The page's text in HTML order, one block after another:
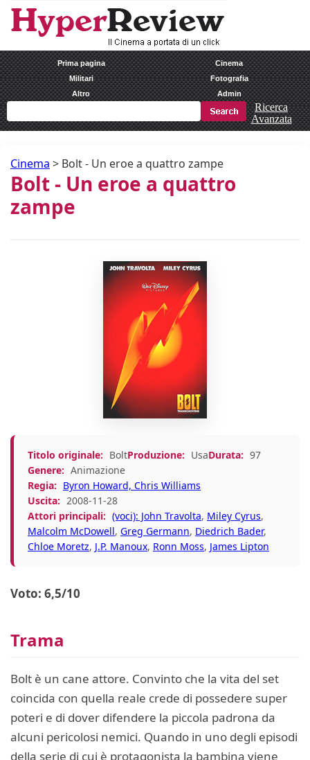
Prima pagina
Cinema
Militari
Fotografia
Altro
Admin
Ricerca
Avanzata
Cinema > Bolt - Un eroe a quattro zampe
Bolt - Un eroe a quattro
zampe
Titolo originale: BoltProduzione: UsaDurata: 97
Genere: Animazione
Regia: Byron Howard, Chris Williams
Uscita: 2008-11-28
Attori principali: (voci): John Travolta, Miley Cyrus,
Malcolm McDowell, Greg Germann, Diedrich Bader,
Chloe Moretz, J.P. Manoux, Ronn Moss, James Lipton
Voto: 6,5/10
Trama
Bolt è un cane attore. Convinto che la vita del set
coincida con quella reale crede di possedere super
poteri e di dover difendere la piccola padrona da
alcuni pericolosi nemici. Quando in uno degli episodi
della serie di cui è protagonista la bambina viene